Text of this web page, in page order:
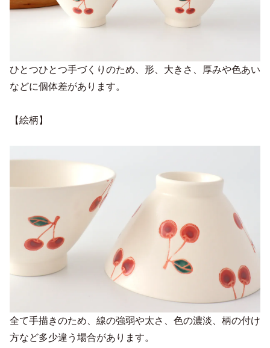
ひとつひとつ手づくりのため、形、大きさ、厚みや色あい
などに個体差があります。
【絵柄】
全て手描きのため、線の強弱や太さ、色の濃淡、柄の付け
方など多少違う場合があります。